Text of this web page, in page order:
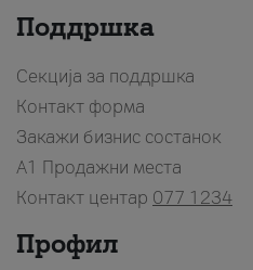
Поддршка
Секција за поддршка
Контакт форма
Закажи бизнис состанок
A1 Продажни места
Контакт центар 077 1234
Профил